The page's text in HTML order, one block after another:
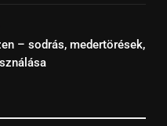
– sodrás, medertörések,